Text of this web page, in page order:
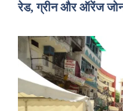
रेड, ग्रीन और ऑरेंज